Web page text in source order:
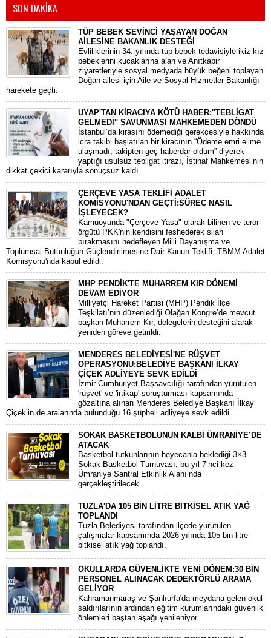
SON DAKİKA
TÜP BEBEK SEVİNCİ YAŞAYAN DOĞAN
AİLESİNE BAKANLIK DESTEĞİ
​Evliliklerinin 34. yılında tüp bebek tedavisiyle ikiz kız
bebeklerini kucaklarına alan ve Anıtkabir
ziyaretleriyle sosyal medyada büyük beğeni toplayan
Doğan ailesi için Aile ve Sosyal Hizmetler Bakanlığı
harekete geçti.
UYAP'TAN KİRACIYA KÖTÜ HABER:''TEBLİGAT
GELMEDİ'' SAVUNMASI MAHKEMEDEN DÖNDÜ
​İstanbul’da kirasını ödemediği gerekçesiyle hakkında
icra takibi başlatılan bir kiracının “Ödeme emri elime
ulaşmadı, takipten geç haberdar oldum” diyerek
yaptığı usulsüz tebligat itirazı, İstinaf Mahkemesi’nin
dikkat çekici kararıyla sonuçsuz kaldı.
ÇERÇEVE YASA TEKLİFİ ADALET
KOMİSYONU'NDAN GEÇTİ:SÜREÇ NASIL
İŞLEYECEK?
​Kamuoyunda "Çerçeve Yasa" olarak bilinen ve terör
örgütü PKK'nin kendisini feshederek silah
bırakmasını hedefleyen Milli Dayanışma ve
Toplumsal Bütünlüğün Güçlendirilmesine Dair Kanun Teklifi, TBMM Adalet
Komisyonu'nda kabul edildi.
MHP PENDİK'TE MUHARREM KIR DÖNEMİ
DEVAM EDİYOR
​Milliyetçi Hareket Partisi (MHP) Pendik İlçe
Teşkilatı’nın düzenlediği Olağan Kongre’de mevcut
başkan Muharrem Kır, delegelerin desteğini alarak
yeniden göreve getirildi.
MENDERES BELEDİYESİ'NE RÜŞVET
OPERASYONU:BELEDİYE BAŞKANI İLKAY
ÇİÇEK ADLİYEYE SEVK EDİLDİ
​İzmir Cumhuriyet Başsavcılığı tarafından yürütülen
'rüşvet' ve 'irtikap' soruşturması kapsamında
gözaltına alınan Menderes Belediye Başkanı İlkay
Çiçek’in de aralarında bulunduğu 16 şüpheli adliyeye sevk edildi.
SOKAK BASKETBOLUNUN KALBİ ÜMRANİYE’DE
ATACAK
Basketbol tutkunlarının heyecanla beklediği 3×3
Sokak Basketbol Turnuvası, bu yıl 7’nci kez
Ümraniye Santral Etkinlik Alanı’nda
gerçekleştirilecek.
TUZLA'DA 105 BİN LİTRE BİTKİSEL ATIK YAĞ
TOPLANDI
Tuzla Belediyesi tarafından ilçede yürütülen
çalışmalar kapsamında 2026 yılında 105 bin litre
bitkisel atık yağ toplandı.
OKULLARDA GÜVENLİKTE YENİ DÖNEM:30 BİN
PERSONEL ALINACAK DEDEKTÖRLÜ ARAMA
GELİYOR
​Kahramanmaraş ve Şanlıurfa'da meydana gelen okul
saldırılarının ardından eğitim kurumlarındaki güvenlik
önlemleri baştan aşağı yenileniyor.